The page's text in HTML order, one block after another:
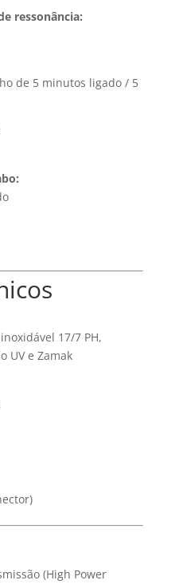
ressonância:
de 5 minutos ligado / 5
17/7 PH,
UV e Zamak
(High Power